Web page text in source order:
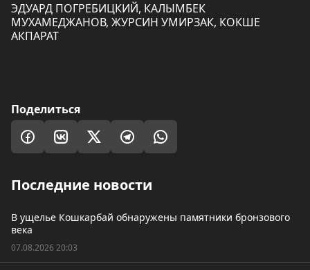
ЭДУАРД ПОГРЕБИЦКИЙ, КАЛЫМБЕК
МУХАМЕДЖАНОВ, ЖУРСИН УМИРЗАК, КОКШЕ
АКПАРАТ
Поделиться
Последние новости
В ущелье Кошкарбай обнаружены памятники бронзового
века
07.08.2026 20:03